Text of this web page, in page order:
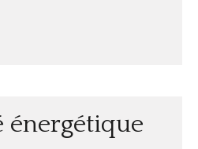
énergétique